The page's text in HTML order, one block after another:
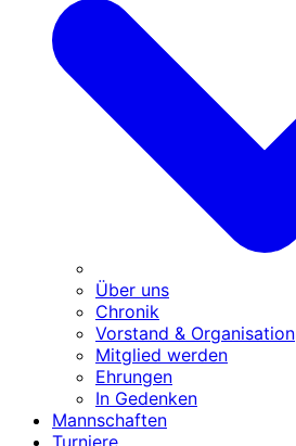
Über uns
Chronik
Vorstand & Organisation
Mitglied werden
Ehrungen
In Gedenken
Mannschaften